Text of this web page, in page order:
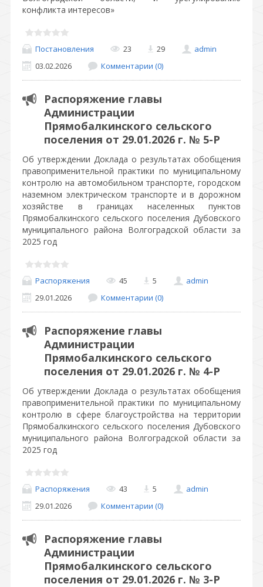
конфликта интересов»
Постановления 23 29
admin
03.02.2026
Комментарии (0)
Распоряжение главы
Администрации
Прямобалкинского сельского
поселения от 29.01.2026 г. № 5-Р
Об утверждении Доклада о результатах обобщения
правоприменительной практики по муниципальному
контролю на автомобильном транспорте, городском
наземном электрическом транспорте и в дорожном
хозяйстве в границах населенных пунктов
Прямобалкинского сельского поселения Дубовского
муниципального района Волгоградской области за
2025 год
Распоряжения 45 5
admin
29.01.2026
Комментарии (0)
Распоряжение главы
Администрации
Прямобалкинского сельского
поселения от 29.01.2026 г. № 4-Р
Об утверждении Доклада о результатах обобщения
правоприменительной практики по муниципальному
контролю в сфере благоустройства на территории
Прямобалкинского сельского поселения Дубовского
муниципального района Волгоградской области за
2025 год
Распоряжения 43 5
admin
29.01.2026
Комментарии (0)
Распоряжение главы
Администрации
Прямобалкинского сельского
поселения от 29.01.2026 г. № 3-Р